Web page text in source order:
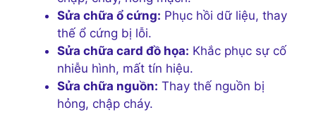
Sửa chữa ổ cứng: Phục hồi dữ liệu, thay
thế ổ cứng bị lỗi.
Sửa chữa card đồ họa: Khắc phục sự cố
nhiễu hình, mất tín hiệu.
Sửa chữa nguồn: Thay thế nguồn bị
hỏng, chập cháy.